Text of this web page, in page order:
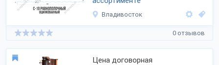
Владивосток
0 отзывов
Цена договорная